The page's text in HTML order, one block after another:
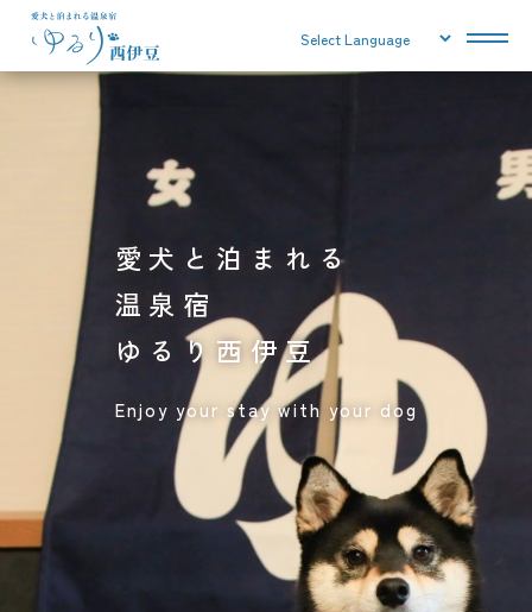
愛犬と泊まれる
温泉宿
ゆるり西伊豆
Enjoy your stay with your dog